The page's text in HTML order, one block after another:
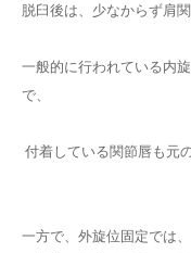
脱臼後は、少なからず肩
一般的に行われている内
で、
付着している関節唇も元
一方で、外旋位固定では